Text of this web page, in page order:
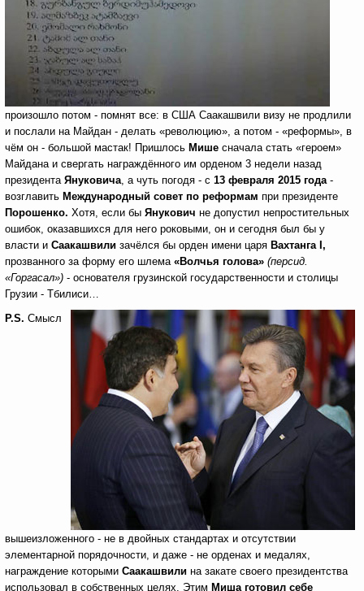
произошло потом - помнят все: в США Саакашвили визу не продлили
и послали на Майдан - делать «революцию», а потом - «реформы», в
чём он - большой мастак! Пришлось Мише сначала стать «героем»
Майдана и свергать награждённого им орденом 3 недели назад
президента Януковича, а чуть погодя - с 13 февраля 2015 года-
возглавить Международный совет по реформам при президенте
Порошенко. Хотя, если бы Янукович не допустил непростительных
ошибок, оказавшихся для него роковыми, он и сегодня был бы у
власти и Саакашвили зачёлся бы орден имени царя Вахтанга ,
прозванного за форму его шлема «Волчья голова» (персид.
«Горгасал») - основателя грузинской государственности и столицы
Грузии - Тбилиси…
P.S. Смысл
вышеизложенного - не в двойных стандартах и отсутствии
элементарной порядочности, и даже - не орденах и медалях,
награждение которыми Саакашвили на закате своего президентства
использовал в собственных целях. Этим Миша готовил себе